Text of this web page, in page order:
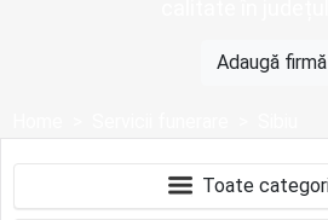
Adaugă firmă